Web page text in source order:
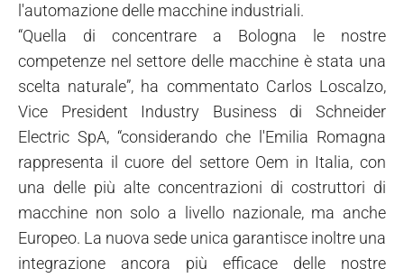
l'automazione delle macchine industriali.
“Quella di concentrare a Bologna le nostre
competenze nel settore delle macchine è stata una
scelta naturale”, ha commentato Carlos Loscalzo,
Vice President Industry Business di Schneider
Electric SpA, “considerando che l'Emilia Romagna
rappresenta il cuore del settore Oem in Italia, con
una delle più alte concentrazioni di costruttori di
macchine non solo a livello nazionale, ma anche
Europeo. La nuova sede unica garantisce inoltre una
integrazione ancora più efficace delle nostre